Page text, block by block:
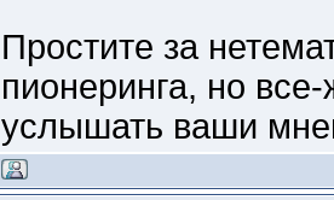
Простите за
пионеринга, но
услышать ваши